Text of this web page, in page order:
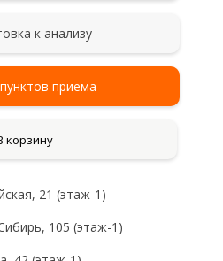
к анализу
приема
корзину
21 (этаж-1)
105 (этаж-1)